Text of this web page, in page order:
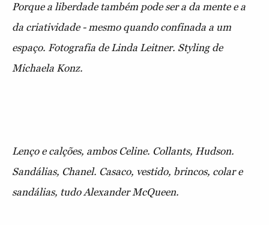
Porque a liberdade também pode ser a da mente e a
da criatividade - mesmo quando confinada a um
espaço. Fotografia de Linda Leitner. Styling de
Michaela Konz.
Lenço e calções, ambos Celine. Collants, Hudson.
Sandálias, Chanel. Casaco, vestido, brincos, colar e
sandálias, tudo Alexander McQueen.